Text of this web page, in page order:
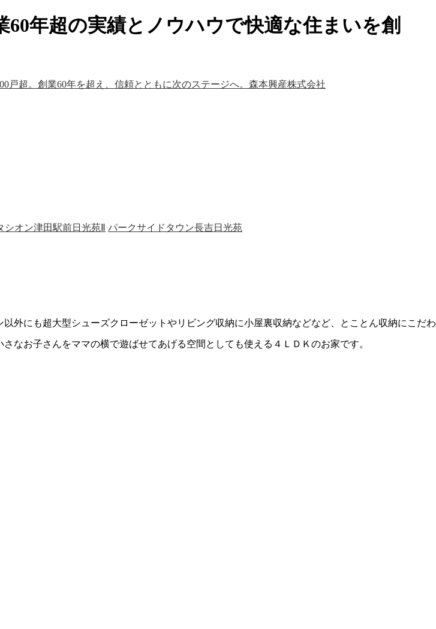
年超の実績とノウハウで快適な住まいを創
シオン津田駅前日光苑Ⅱ パークサイドタウン長吉日光苑
外にも超大型シューズクローゼットやリビング収納に小屋裏収納などなど、とことん収納にこだわ
なお子さんをママの横で遊ばせてあげる空間としても使える４ＬＤＫのお家です。